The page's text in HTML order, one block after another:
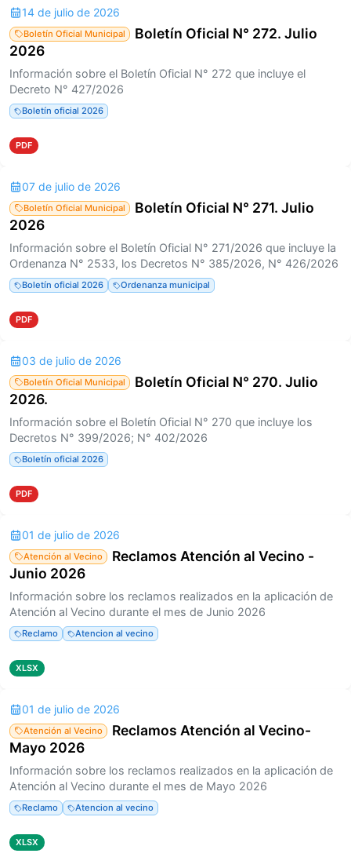
14 de julio de 2026
Boletín Oficial Municipal
Boletín Oficial N° 272. Julio
2026
Información sobre el Boletín Oficial N° 272 que incluye el
Decreto N° 427/2026
Boletín oficial 2026
PDF
07 de julio de 2026
Boletín Oficial Municipal
Boletín Oficial N° 271. Julio
2026
Información sobre el Boletín Oficial N° 271/2026 que incluye la
Ordenanza N° 2533, los Decretos N° 385/2026, N° 426/2026
Boletín oficial 2026 Ordenanza municipal
PDF
03 de julio de 2026
Boletín Oficial Municipal
Boletín Oficial N° 270. Julio
2026.
Información sobre el Boletín Oficial N° 270 que incluye los
Decretos N° 399/2026; N° 402/2026
Boletín oficial 2026
PDF
01 de julio de 2026
Atención al Vecino
Reclamos Atención al Vecino -
Junio 2026
Información sobre los reclamos realizados en la aplicación de
Atención al Vecino durante el mes de Junio 2026
Reclamo Atencion al vecino
XLSX
01 de julio de 2026
Atención al Vecino
Reclamos Atención al Vecino-
Mayo 2026
Información sobre los reclamos realizados en la aplicación de
Atención al Vecino durante el mes de Mayo 2026
Reclamo Atencion al vecino
XLSX